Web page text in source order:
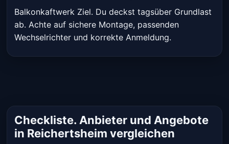
Balkonkaftwerk Ziel. Du deckst tagsüber Grundlast
ab. Achte auf sichere Montage, passenden
Wechselrichter und korrekte Anmeldung.
Checkliste. Anbieter und Angebote
in Reichertsheim vergleichen